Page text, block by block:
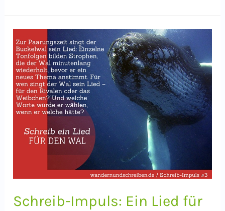
Unterwegs
Schreib-Impuls: Ein Lied für